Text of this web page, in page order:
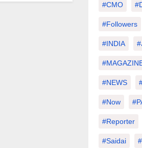
#CMO
#followers
#INDIA
#NEWS
#Now
#Reporter
#saidai